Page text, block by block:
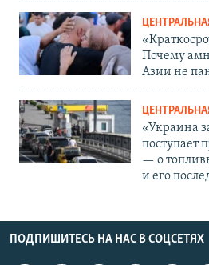
Почему
Азии не
«Украина
поступает
— о
и его
ПОДПИШИТЕСЬ НА НАС В СОЦСЕТЯХ